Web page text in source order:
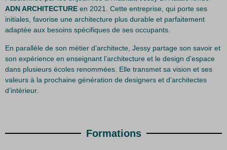
ADN ARCHITECTURE en 2021. Cette entreprise, qui porte ses
initiales, favorise une architecture plus durable et parfaitement
adaptée aux besoins spécifiques de ses occupants.
En parallèle de son métier d’architecte, Jessy partage son savoir et
son expérience en enseignant l’architecture et le design d’espace
dans plusieurs écoles renommées. Elle transmet sa vision et ses
valeurs à la prochaine génération de designers et d’architectes
d’intérieur.
Formations